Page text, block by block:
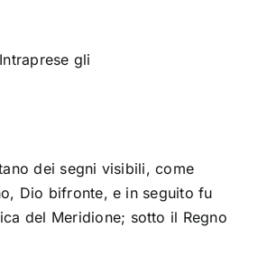
gli
dei segni visibili, come
, Dio bifronte, e in seguito fu
del Meridione; sotto il Regno